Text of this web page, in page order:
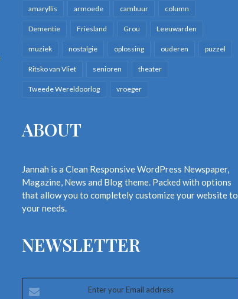
amaryllis armoede cambuur column
Dementie Friesland Grou Leeuwarden
muziek nostalgie oplossing ouderen puzzel
Ritsko van Vliet senioren theater
Tweede Wereldoorlog vroeger
ABOUT
Jannah is a Clean Responsive WordPress Newspaper,
Magazine, News and Blog theme. Packed with options
that allow you to completely customize your website to
your needs.
NEWSLETTER